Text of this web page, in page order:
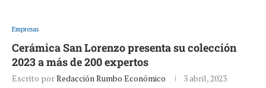
Empresas
Cerámica San Lorenzo presenta su colección
2023 a más de 200 expertos
Escrito porRedacción Rumbo Económico 3 abril, 2023